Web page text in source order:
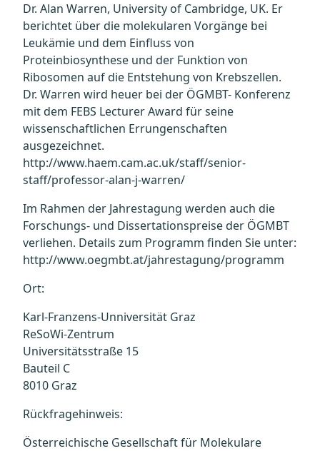
Dr. Alan Warren, University of Cambridge, UK. Er
berichtet über die molekularen Vorgänge bei
Leukämie und dem Einfluss von
Proteinbiosynthese und der Funktion von
Ribosomen auf die Entstehung von Krebszellen.
Dr. Warren wird heuer bei der ÖGMBT- Konferenz
mit dem FEBS Lecturer Award für seine
wissenschaftlichen Errungenschaften
ausgezeichnet.
http://www.haem.cam.ac.uk/staff/senior-
staff/professor-alan-j-warren/
Im Rahmen der Jahrestagung werden auch die
Forschungs- und Dissertationspreise der ÖGMBT
verliehen. Details zum Programm finden Sie unter:
http://www.oegmbt.at/jahrestagung/programm
Ort:
Karl-Franzens-Unniversität Graz
ReSoWi-Zentrum
Universitätsstraße 15
Bauteil C
8010 Graz
Rückfragehinweis:
Österreichische Gesellschaft für Molekulare